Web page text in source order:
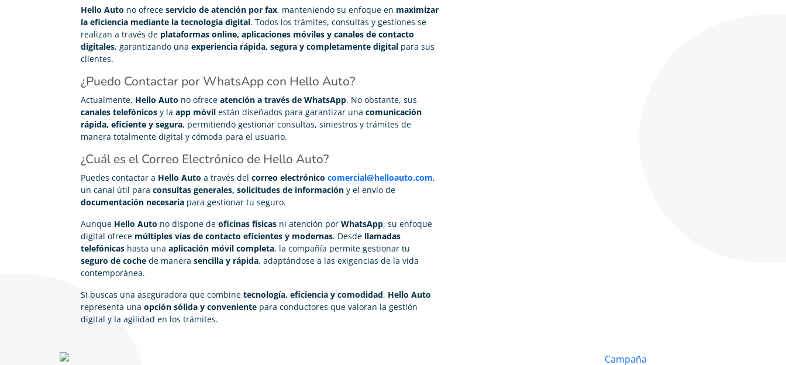
Hello Auto no ofrece servicio de atención por fax, manteniendo su enfoque en maximizar
la eficiencia mediante la tecnología digital. Todos los trámites, consultas y gestiones se
realizan a través de plataformas online, aplicaciones móviles y canales de contacto
digitales, garantizando una experiencia rápida, segura y completamente digital para sus
clientes.
¿Puedo Contactar por WhatsApp con Hello Auto?
Actualmente, Hello Auto no ofrece atención a través de WhatsApp. No obstante, sus
canales telefónicos y la app móvil están diseñados para garantizar una comunicación
rápida, eficiente y segura, permitiendo gestionar consultas, siniestros y trámites de
manera totalmente digital y cómoda para el usuario.
¿Cuál es el Correo Electrónico de Hello Auto?
Puedes contactar a Hello Auto a través del correo electrónico comercial@helloauto.com,
un canal útil para consultas generales, solicitudes de información y el envío de
documentación necesaria para gestionar tu seguro.
Aunque Hello Auto no dispone de oficinas físicas ni atención por WhatsApp, su enfoque
digital ofrece múltiples vías de contacto eficientes y modernas. Desde llamadas
telefónicas hasta una aplicación móvil completa, la compañía permite gestionar tu
seguro de coche de manera sencilla y rápida, adaptándose a las exigencias de la vida
contemporánea.
Si buscas una aseguradora que combine tecnología, eficiencia y comodidad, Hello Auto
representa una opción sólida y conveniente para conductores que valoran la gestión
digital y la agilidad en los trámites.